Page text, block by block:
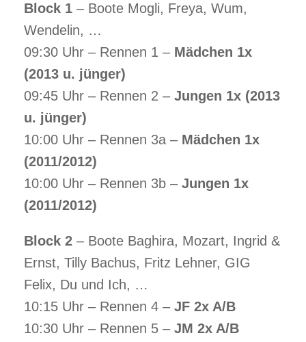
Block 1 – Boote Mogli, Freya, Wum,
Wendelin, …
09:30 Uhr – Rennen 1 – Mädchen 1x
(2013 u. jünger)
09:45 Uhr – Rennen 2 – Jungen 1x (2013
u. jünger)
10:00 Uhr – Rennen 3a – Mädchen 1x
(2011/2012)
10:00 Uhr – Rennen 3b – Jungen 1x
(2011/2012)
Block 2 – Boote Baghira, Mozart, Ingrid &
Ernst, Tilly Bachus, Fritz Lehner, GIG
Felix, Du und Ich, …
10:15 Uhr – Rennen 4 – JF 2x A/B
10:30 Uhr – Rennen 5 – JM 2x A/B